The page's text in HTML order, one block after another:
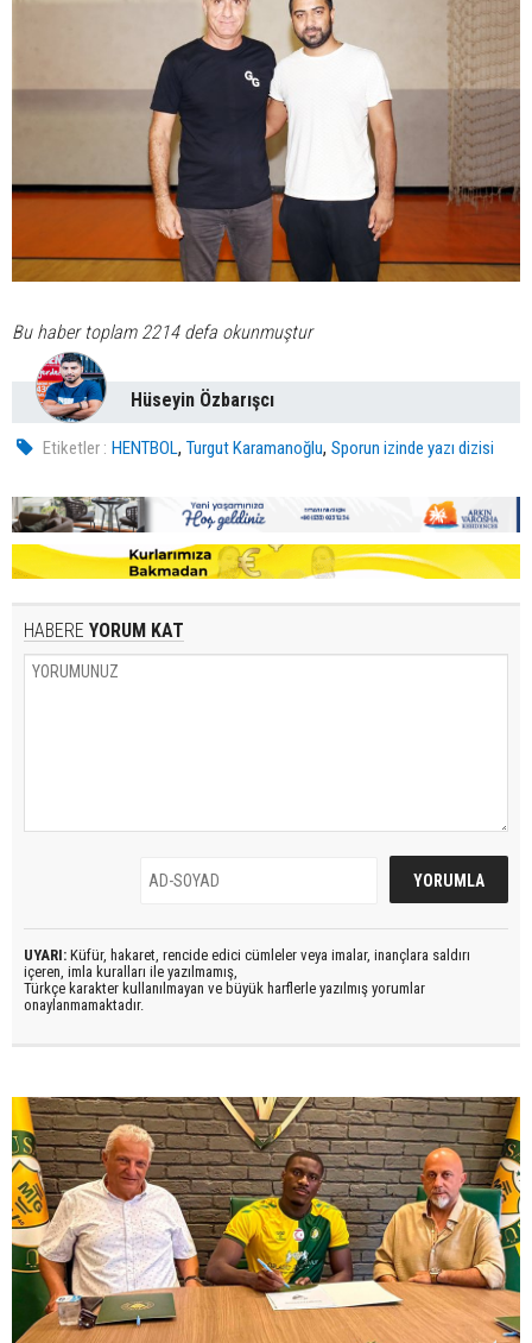
Bu haber toplam 2214 defa okunmuştur
Hüseyin Özbarışcı
Etiketler : HENTBOL,Turgut Karamanoğlu,Sporun izinde yazı dizisi
HABERE YORUM KAT
UYARI: Küfür, hakaret, rencide edici cümleler veya imalar, inançlara saldırı
içeren, imla kuralları ile yazılmamış,
Türkçe karakter kullanılmayan ve büyük harflerle yazılmış yorumlar
onaylanmamaktadır.